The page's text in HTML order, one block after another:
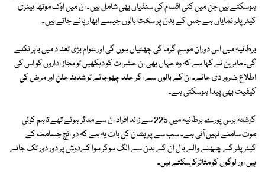
ہوسکتے ہیں جن میں کئی اقسام کی سنڈیاں بھی شامل ہیں۔ ان میں اوک موتھ ہیئری
کیٹر پلر نمایاں ہے جس کے بدن پر سخت بالوں جیسے ابھار پائے جاتے ہیں۔
برطانیہ میں اس دوران موسمِ گرما کی چھٹیاں ہوں گی اور عوام بڑی تعداد میں باہر نکلے
گی۔ ماہرین نے کہا ہے کہ وہ جہاں بھی ان حشرات کو دیکھیں تو مجاز اداروں کو اس کی
اطلاع ضرور دی جائے۔ ان کے بالوں سے اگر جلد چھوجائے تو شدید جلن اور مرض کی
کیفیت بھی پیدا ہوسکتی ہے۔
گزشتہ برس پورے برطانیہ میں 225 سے زائد افراد ان سے متاثر ہوئے تھے تاہم کوئی
موت سامنے نہیں آئی ہے۔ سب سے پریشان کن بات یہ ہے کہ دو انچ جسامت کے
کیٹرپلر کے چبھنے والے بال ان کے بدن سے الگ ہوکر ہوا کےدوش پر دور دور تک جاتے
ہیں اور لوگوں کو متاثرکرسکتے ہیں۔